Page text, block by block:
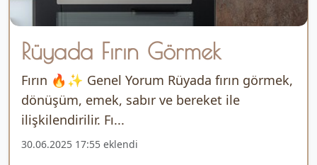
Rüyada Fırın Görmek
Fırın 🔥✨ Genel Yorum Rüyada fırın görmek,
dönüşüm, emek, sabır ve bereket ile
ilişkilendirilir. Fı...
30.06.2025 17:55 eklendi